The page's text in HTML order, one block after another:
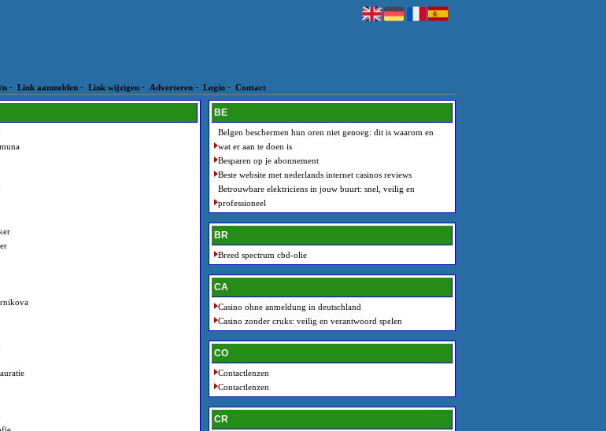
- Link aanmelden - Link wijzigen - Adverteren - Login - Contact
BE
Belgen beschermen hun oren niet genoeg: dit is waarom en
wat er aan te doen is
Besparen op je abonnement
Beste website met nederlands internet casinos reviews
Betrouwbare elektriciens in jouw buurt: snel, veilig en
professioneel
BR
Breed spectrum cbd-olie
CA
Casino ohne anmeldung in deutschland
Casino zonder cruks: veilig en verantwoord spelen
CO
Contactlenzen
Contactlenzen
CR